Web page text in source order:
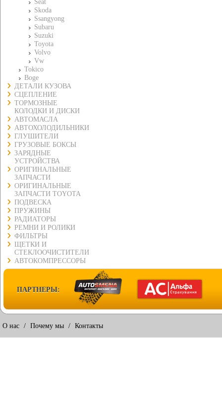
Seat
Skoda
Ssangyong
Subaru
Suzuki
Toyota
Volvo
Vw
Tokico
Boge
ДЕТАЛИ КУЗОВА
СЦЕПЛЕНИЕ
ТОРМОЗНЫЕ
КОЛОДКИ И ДИСКИ
АВТОМАСЛА
АВТОХОЛОДИЛЬНИКИ
ГЛУШИТЕЛИ
ГРУЗОВЫЕ БОКСЫ
ЗАРЯДНЫЕ
УСТРОЙСТВА
ОРИГИНАЛЬНЫЕ
ЗАПЧАСТИ
ОРИГИНАЛЬНЫЕ
ЗАПЧАСТИ TOYOTA
ПОДВЕСКА
ПРУЖИНЫ
РАДИАТОРЫ
РЕМНИ И РОЛИКИ
ФИЛЬТРЫ
ЩЕТКИ И
СТЕКЛООЧИСТИТЕЛИ
АВТОКОМПРЕССОРЫ
ПАРТНЕРЫ:
О нас / Почему мы / Контакты